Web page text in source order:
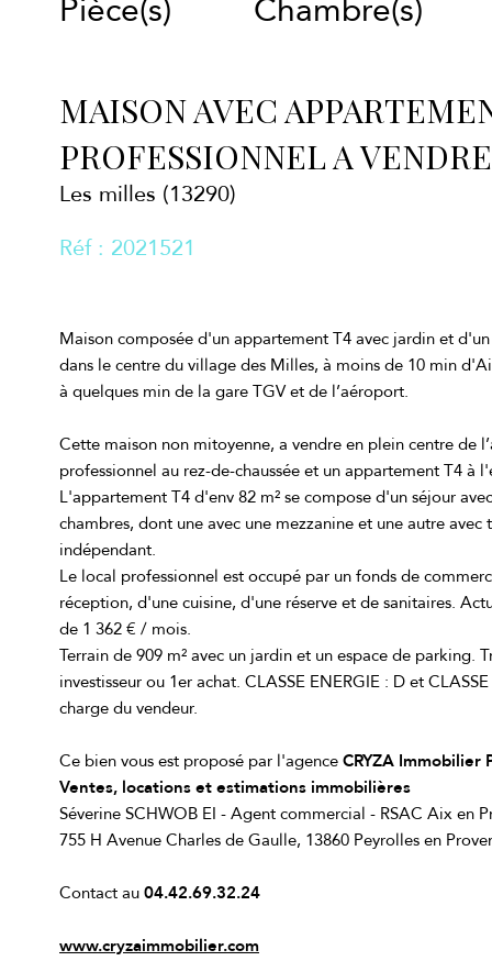
Pièce(s) Chambre(s)
MAISON AVEC
PROFESSIONNEL A
Les milles (13290)
Réf : 2021521
Maison composée d'un appartement T4 avec jardin et
dans le centre du village des Milles, à moins de 10 min
à quelques min de la gare TGV et de l’aéroport.
Cette maison non mitoyenne, a vendre en plein centre de
professionnel au rez-de-chaussée et un appartement T4 à
L'appartement T4 d'env 82 m² se compose d'un séjour
chambres, dont une avec une mezzanine et une autre
indépendant.
Le local professionnel est occupé par un fonds de
réception, d'une cuisine, d'une réserve et de sanitaires.
de 1 362 € / mois.
Terrain de 909 m² avec un jardin et un espace de parking.
investisseur ou 1er achat. CLASSE ENERGIE : D et
charge du vendeur.
Ce bien vous est proposé par l'agence CRYZA Immobilier
Ventes, locations et estimations immobilières
Séverine SCHWOB EI - Agent commercial - RSAC Aix en
755 H Avenue Charles de Gaulle, 13860 Peyrolles en
Contact au 04.42.69.32.24
www.cryzaimmobilier.com